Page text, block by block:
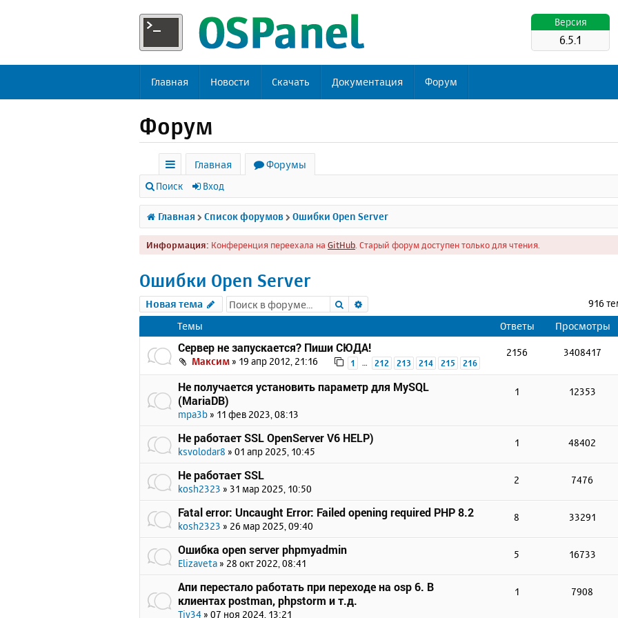
Версия
6.5.1
Главная Новости Скачать Документация Форум
Форум
с
ы
л
к
Главная
Форумы
Поиск Вход
Главная Список форумов Ошибки Open Server
Информация: Конференция переехала на GitHub . Старый форум доступен только для чтения.
Ошибки Open Server
Новая тема Поиск 916
Темы
Ответы Просмотры
Сервер не запускается? Пиши СЮДА!
Максим» 19 апр 2012, 21:16 1 212 213 214 215 216
2156 3408417
Не получается установить параметр для MySQL
(MariaDB)
mpa3b » 11 фев 2023, 08:13
1 12353
Не работает SSL OpenServer V6 HELP)
ksvolodar8 » 01 апр 2025, 10:45
1 48402
Не работает SSL
kosh2323 » 31 мар 2025, 10:50
2 7476
Fatal error: Uncaught Error: Failed opening required PHP 8.2
kosh2323 » 26 мар 2025, 09:40
8 33291
Ошибка open server phpmyadmin
Elizaveta » 28 окт 2022, 08:41
5 16733
Апи перестало работать при переходе на osp 6. В
клиентах postman, phpstorm и т.д.
Tiv34 » 07 ноя 2024, 13:21
1 7908